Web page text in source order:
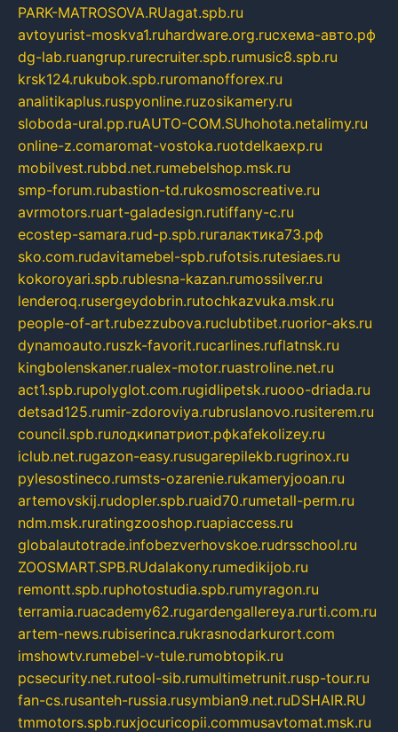
PARK-MATROSOVA.RUagat.spb.ru
avtoyurist-moskva1.ruhardware.org.ruсхема-авто.рф
dg-lab.ruangrup.rurecruiter.spb.rumusic8.spb.ru
krsk124.rukubok.spb.ruromanofforex.ru
analitikaplus.ruspyonline.ruzosikamery.ru
sloboda-ural.pp.ruAUTO-COM.SUhohota.netalimy.ru
online-z.comaromat-vostoka.ruotdelkaexp.ru
mobilvest.rubbd.net.rumebelshop.msk.ru
smp-forum.rubastion-td.rukosmoscreative.ru
avrmotors.ruart-galadesign.rutiffany-c.ru
ecostep-samara.rud-p.spb.ruгалактика73.рф
sko.com.rudavitamebel-spb.rufotsis.rutesiaes.ru
kokoroyari.spb.rublesna-kazan.rumossilver.ru
lenderoq.rusergeydobrin.rutochkazvuka.msk.ru
people-of-art.rubezzubova.ruclubtibet.ruorior-aks.ru
dynamoauto.ruszk-favorit.rucarlines.ruflatnsk.ru
kingbolenskaner.rualex-motor.ruastroline.net.ru
act1.spb.rupolyglot.com.rugidlipetsk.ruooo-driada.ru
detsad125.rumir-zdoroviya.rubruslanovo.rusiterem.ru
council.spb.ruлодкипатриот.рфkafekolizey.ru
iclub.net.rugazon-easy.rusugarepilekb.rugrinox.ru
pylesostineco.rumsts-ozarenie.rukameryjooan.ru
artemovskij.rudopler.spb.ruaid70.rumetall-perm.ru
ndm.msk.ruratingzooshop.ruapiaccess.ru
globalautotrade.infobezverhovskoe.rudrsschool.ru
ZOOSMART.SPB.RUdalakony.rumedikijob.ru
remontt.spb.ruphotostudia.spb.rumyragon.ru
terramia.ruacademy62.rugardengallereya.rurti.com.ru
artem-news.rubiserinca.rukrasnodarkurort.com
imshowtv.rumebel-v-tule.rumobtopik.ru
pcsecurity.net.rutool-sib.rumultimetrunit.rusp-tour.ru
fan-cs.rusanteh-russia.rusymbian9.net.ruDSHAIR.RU
tmmotors.spb.ruxjocuricopii.commusavtomat.msk.ru